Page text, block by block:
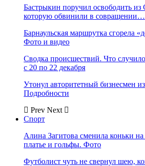
Бастрыкин поручил освободить
которую обвинили в совращении…
Барнаульская маршрутка сгорела
Фото и видео
Сводка происшествий. Что
с 20 по 22 декабря
Утонул авторитетный бизнесмен
Подробности
Prev Next
Спорт
Алина Загитова сменила коньки
платье и гольфы. Фото
Футболист чуть не свернул шею,